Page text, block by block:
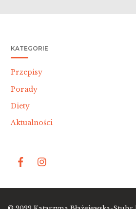
KATEGORIE
Przepisy
Porady
Diety
Aktualności